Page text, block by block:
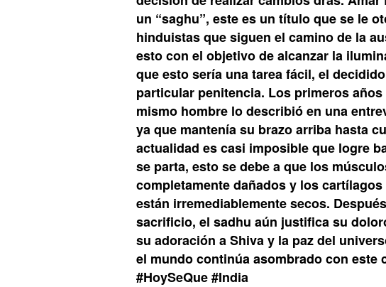
un “saghu”, este es un título que se le
hinduistas que siguen el camino de la
esto con el objetivo de alcanzar la
que esto sería una tarea fácil, el
particular penitencia. Los primeros
mismo hombre lo describió en una
ya que mantenía su brazo arriba hasta
actualidad es casi imposible que logre
se parta, esto se debe a que los
completamente dañados y los
están irremediablemente secos.
sacrificio, el sadhu aún justifica su
su adoración a Shiva y la paz del
el mundo continúa asombrado con este
#HoySeQue #India